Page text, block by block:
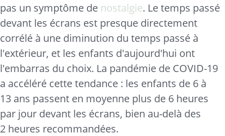
pas un symptôme de nostalgie. Le temps passé
devant les écrans est presque directement
corrélé à une diminution du temps passé à
l'extérieur, et les enfants d'aujourd'hui ont
l'embarras du choix. La pandémie de COVID-19
a accéléré cette tendance : les enfants de 6 à
13 ans passent en moyenne plus de 6 heures
par jour devant les écrans, bien au-delà des
2 heures recommandées.